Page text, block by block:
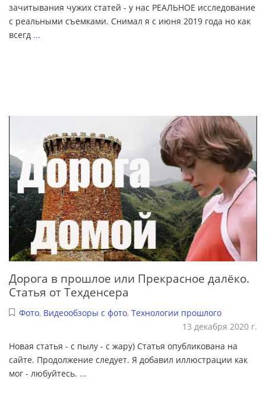
зачитывания чужих статей - у нас РЕАЛЬНОЕ исследование
с реальными съемками. Снимал я с июня 2019 года но как
всегд ...
Дорога в прошлое или Прекрасное далёко.
Статья от Техденсера
Фото, Видеообзоры с фото, Технологии прошлого
13 декабря 2020 г.
Новая статья - с пылу - с жару) Статья опубликована на
сайте. Продолжение следует. Я добавил иллюстрации как
мог - любуйтесь. ...